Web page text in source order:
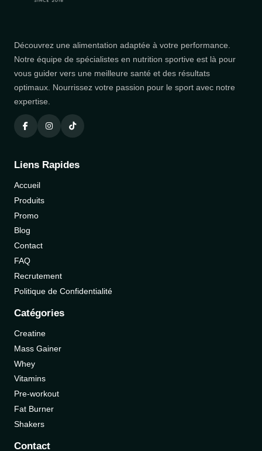
Découvrez une alimentation adaptée à votre performance.
Notre équipe de spécialistes en nutrition sportive est là pour
vous guider vers une meilleure santé et des résultats
optimaux. Nourrissez votre passion pour le sport avec notre
expertise.
Liens Rapides
Accueil
Produits
Promo
Blog
Contact
FAQ
Recrutement
Politique de Confidentialité
Catégories
Creatine
Mass Gainer
Whey
Vitamins
Pre-workout
Fat Burner
Shakers
Contact